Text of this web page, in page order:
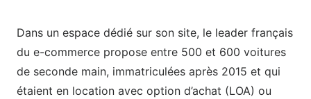
Dans un espace dédié sur son site, le leader français
du e-commerce propose entre 500 et 600 voitures
de seconde main, immatriculées après 2015 et qui
étaient en location avec option d’achat (LOA) ou